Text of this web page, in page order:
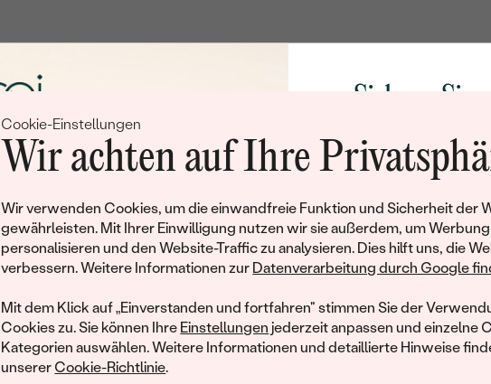
Cookie-Einstellungen
Wir achten auf Ihre
Wir verwenden Cookies, um die einwandfreie Funktion und Sicherheit der
gewährleisten. Mit Ihrer Einwilligung nutzen wir sie außerdem, um Werbung
personalisieren und den Website-Traffic zu analysieren. Dies hilft uns, die
verbessern. Weitere Informationen zur Datenverarbeitung durch Google
Mit dem Klick auf „Einverstanden und fortfahren" stimmen Sie der
Cookies zu. Sie können Ihre Einstellungen jederzeit anpassen und einzelne
Kategorien auswählen. Weitere Informationen und detaillierte Hinweise
unserer Cookie-Richtlinie.
HERKUNFT:
TYP:
KARATGEWICHT:
ABMESSUNGEN:
FORM:
REINHEIT:
FARBE:
Leider hat dieses Schmuckstück bereits seinen Besitzer
informiert werden möchten, hinterlassen Sie uns bitte Ihre E-
E-Mail
Sichern Sie
Rabatt auf
Werden Sie Teil
und entdecken Sie die
gefertigten Schmucks
Ihren ersten